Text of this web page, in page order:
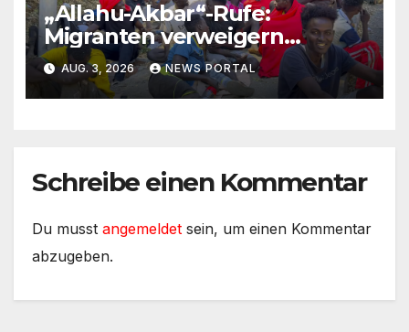
„Allahu-Akbar“-Rufe:
Migranten verweigern
Rückreise
AUG. 3, 2026 NEWS PORTAL
Schreibe einen Kommentar
Du musst angemeldet sein, um einen Kommentar
abzugeben.